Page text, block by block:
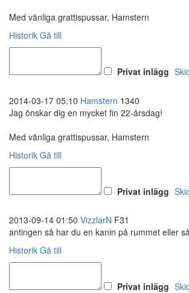
Med vänliga grattispussar, Hamstern
Historik Gå till
Privat inlägg
2014-03-17 05:10 Hamstern 1340
Jag önskar dig en mycket fin 22-årsdag!
Med vänliga grattispussar, Hamstern
Historik Gå till
Privat inlägg
2013-09-14 01:50 VizzlarN F31
antingen så har du en kanin på rummet eller
Historik Gå till
Privat inlägg